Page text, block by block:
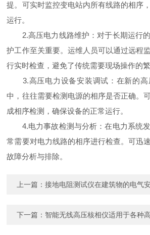
提。可实时监控变电站内所有线路的相序
运行。
2.高压电力线路维护：对于长期运行的
护工作至关重要。运维人员可以通过远程
行实时检查，避免了传统需要现场操作的繁
3.高压电力设备安装调试：在新的高
中，往往需要检测电源的相序是否正确。
成相序检测，确保设备的正常运行。
4.电力事故检测与分析：在电力系统发
常需要对电力线路的相序进行检查。可迅
故障分析与排除。
上一篇：接地电阻测试仪在建筑物的电气
下一篇： 智能无线高压核相仪适用于各种